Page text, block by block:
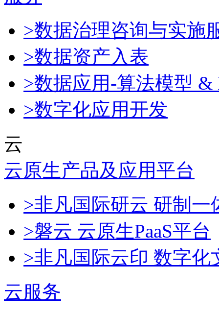
>数据治理咨询与实施
>数据资产入表
>数据应用-算法模型 &
>数字化应用开发
云
云原生产品及应用平台
>非凡国际研云 研制
>磐云 云原生PaaS平台
>非凡国际云印 数字化
云服务